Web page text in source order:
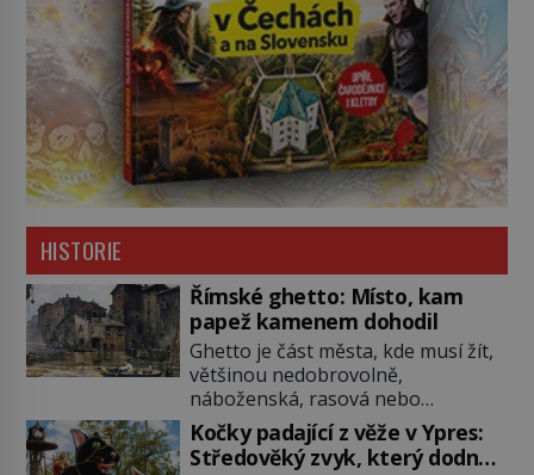
HISTORIE
Římské ghetto: Místo, kam
papež kamenem dohodil
Ghetto je část města, kde musí žít,
většinou nedobrovolně,
náboženská, rasová nebo
národnostní menšina obyvatel.
Bohaté historické zkušenosti mají s
Kočky padající z věže v Ypres:
Středověký zvyk, který dodnes